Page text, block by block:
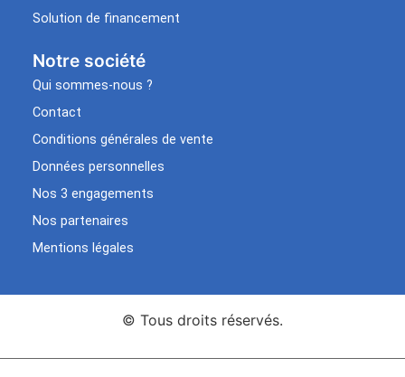
Solution de financement
Notre société
Qui sommes-nous ?
Contact
Conditions générales de vente
Données personnelles
Nos 3 engagements
Nos partenaires
Mentions légales
© Tous droits réservés.